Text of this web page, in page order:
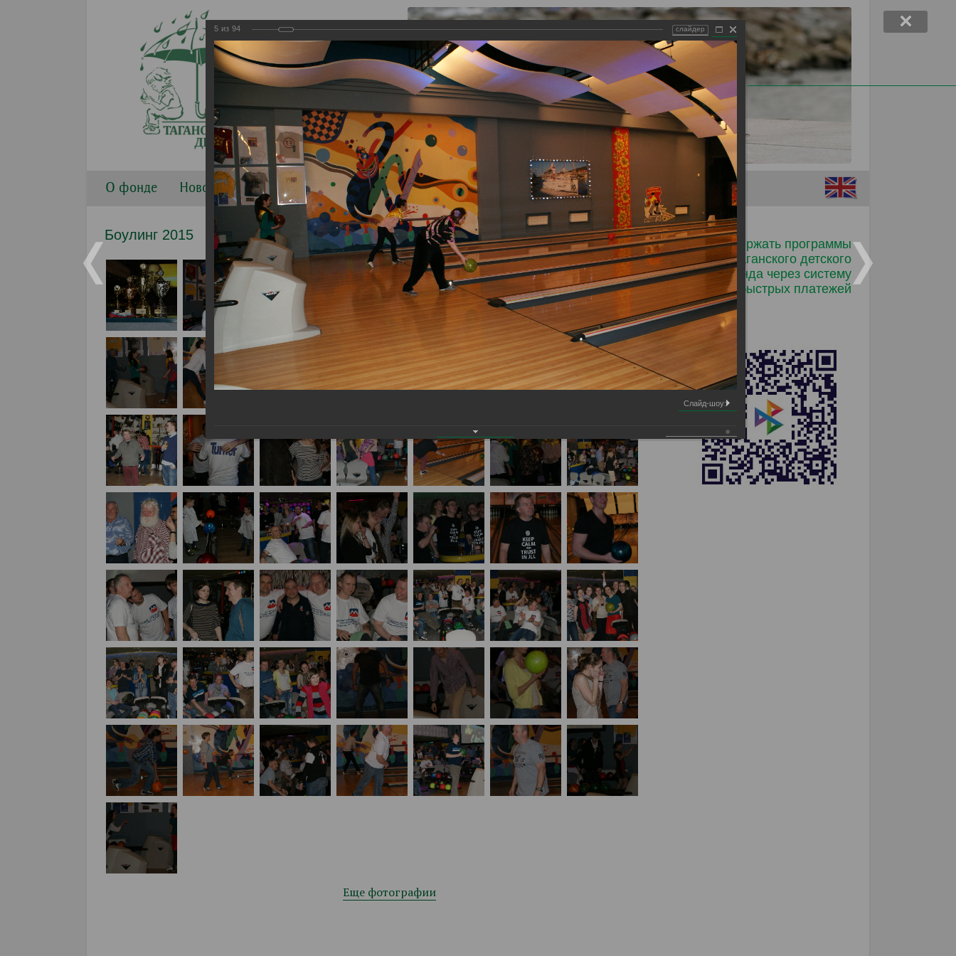
О фонде Новости Направления работы Галерея Информация Контакты Помочь детям
Боулинг 2015
Еще фотографии
Поддержать программы
Таганского детского
фонда через систему
быстрых платежей
5 из 94 слайдер
Слайд-шоу: